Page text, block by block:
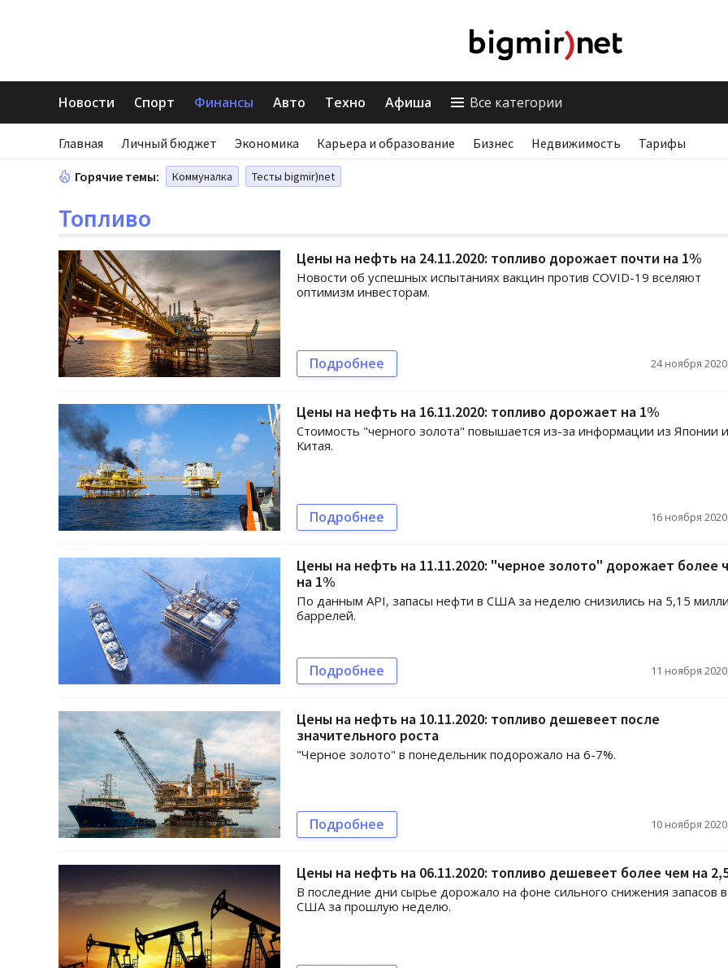
Новости Спорт Финансы Авто Техно Афиша Все категории
Главная Личный бюджет Экономика Карьера и образование Бизнес Недвижимость Тарифы
Горячие темы: Коммуналка Тесты bigmir)net
Топливо
Цены на нефть на 24.11.2020: топливо дорожает почти на 1%
Новости об успешных испытаниях вакцин против COVID-19 вселяют
оптимизм инвесторам.
Подробнее 24 ноября
Цены на нефть на 16.11.2020: топливо дорожает на 1%
Стоимость "черного золота" повышается из-за информации из Японии и
Китая.
Подробнее 16 ноября
Цены на нефть на 11.11.2020: "черное золото" дорожает более
на 1%
По данным API, запасы нефти в США за неделю снизились на 5,15
баррелей.
Подробнее 11 ноября
Цены на нефть на 10.11.2020: топливо дешевеет после
значительного роста
"Черное золото" в понедельник подорожало на 6-7%.
Подробнее 10 ноября
Цены на нефть на 06.11.2020: топливо дешевеет более чем на
В последние дни сырье дорожало на фоне сильного снижения запасов в
США за прошлую неделю.